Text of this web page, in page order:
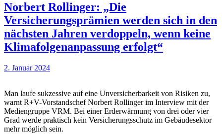
Norbert Rollinger: „Die
Versicherungsprämien werden sich in den
nächsten Jahren verdoppeln, wenn keine
Klimafolgenanpassung erfolgt“
2. Januar 2024
Man laufe sukzessive auf eine Unversicherbarkeit von Risiken zu,
warnt R+V-Vorstandschef Norbert Rollinger im Interview mit der
Mediengruppe VRM. Bei einer Erderwärmung von drei oder vier
Grad werde praktisch kein Versicherungsschutz im Gebäudesektor
mehr möglich sein.